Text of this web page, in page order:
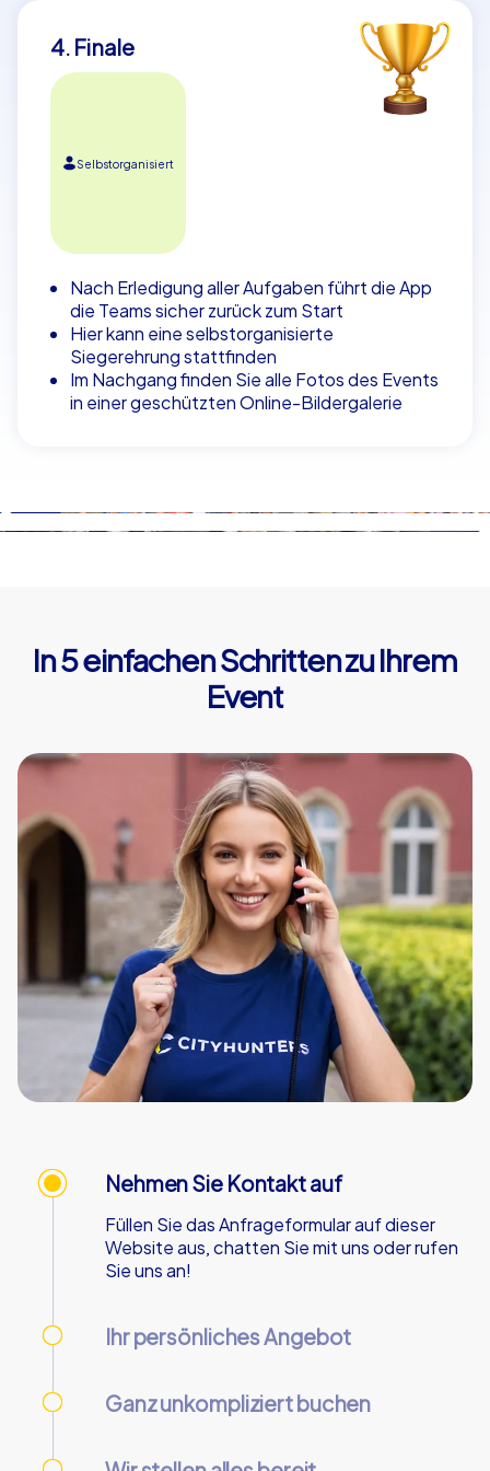
4. Finale
Selbstorganisiert
Nach Erledigung aller Aufgaben führt die App
die Teams sicher zurück zum Start
Hier kann eine selbstorganisierte
Siegerehrung stattfinden
Im Nachgang finden Sie alle Fotos des Events
in einer geschützten Online-Bildergalerie
In 5 einfachen Schritten zu Ihrem
Event
Nehmen Sie Kontakt auf
Füllen Sie das Anfrageformular auf dieser
Website aus, chatten Sie mit uns oder rufen
Sie uns an!
Ihr persönliches Angebot
Ganz unkompliziert buchen